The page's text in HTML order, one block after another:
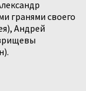
гранями своего
Андрей